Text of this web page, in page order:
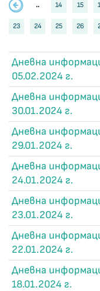
.. 14 15
23 24 25 26
Дневна
05.02.2024 г.
Дневна
30.01.2024 г.
Дневна
29.01.2024 г.
Дневна
24.01.2024 г.
Дневна
23.01.2024 г.
Дневна
22.01.2024 г.
Дневна
18.01.2024 г.